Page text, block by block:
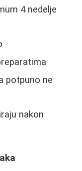
4 nedelje
potpuno ne
nakon